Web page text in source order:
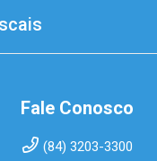
Fale Conosco
(84) 3203-3300